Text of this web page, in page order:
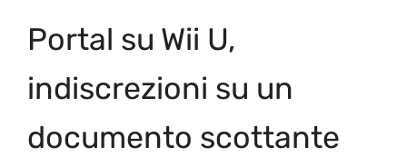
Portal su Wii U,
indiscrezioni su un
documento scottante